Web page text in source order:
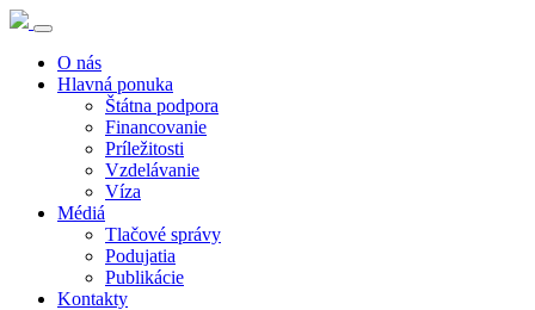
O nás
Hlavná ponuka
Štátna podpora
Financovanie
Príležitosti
Vzdelávanie
Víza
Médiá
Tlačové správy
Podujatia
Publikácie
Kontakty